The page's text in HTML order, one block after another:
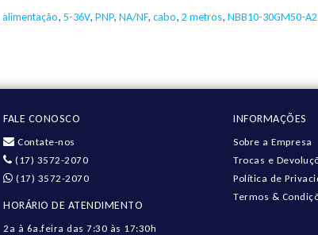
alimentação, 5-36V, PNP, NA/NF, cabo, 2 metros, NBB10-30GM50-A2
FALE CONOSCO
Contate-nos
(17) 3572-2070
(17) 3572-2070
HORÁRIO DE ATENDIMENTO
2a à 6a.feira das 7:30 às 17:30h
INFORMAÇÕES
Sobre a Empresa
Trocas e
Política de
Termos &